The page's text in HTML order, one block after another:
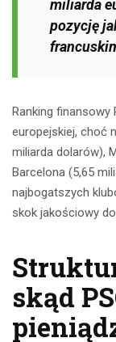
miliarda
pozycję
Ranking finansowy
europejskiej, choć
miliarda dolarów),
Barcelona (5,65
najbogatszych
skok jakościowy
skąd